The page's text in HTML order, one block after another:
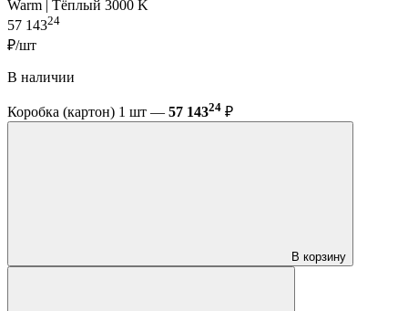
Warm | Тёплый 3000 K
57 14324
₽/шт
В наличии
Коробка (картон) 1 шт — 57 14324 ₽
В корзину